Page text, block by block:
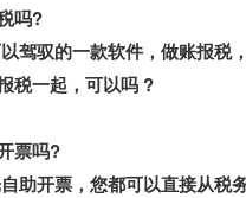
吗?
驾驭的一款软件，做账报税
税一起，可以吗 ?
票吗?
助开票，您都可以直接从税